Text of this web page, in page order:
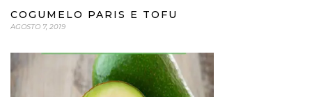
COGUMELO PARIS E TOFU
AGOSTO 7, 2019